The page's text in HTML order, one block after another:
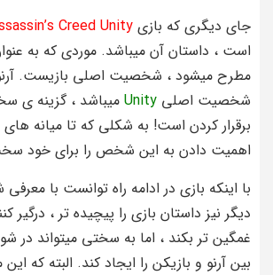
جای دیگری که بازیCreed Unity
است ، داستان آن میباشد. موردی که به
مطرح میشود ، شخصیت اصلی بازیست.
شخصیت اصلی Unity میباشد ، گزینه ی
برقرار کردن است! به شکلی که تا میانه های
اهمیت دادن به این شخص را برای خود
با اینکه بازی در ادامه راه توانست با
دیگر نیز داستان بازی را پیچیده تر ، درگیر
غمگین تر بکند ، اما به سختی میتواند در
بین آرنو و بازیکن را ایجاد کند. البته که این